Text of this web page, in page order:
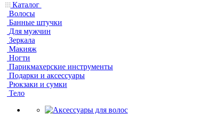
Каталог
Волосы
Банные штучки
Для мужчин
Зеркала
Макияж
Ногти
Парикмахерские инструменты
Подарки и аксессуары
Рюкзаки и сумки
Тело